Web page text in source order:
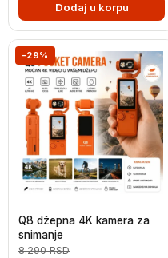
Dodaj u korpu
-29%
Q8 džepna 4K kamera za
snimanje
8.290RSD